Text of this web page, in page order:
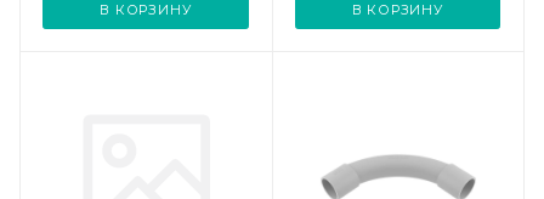
В КОРЗИНУ В КОРЗИНУ